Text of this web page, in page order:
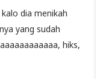
kalo dia menikah
yang sudah
hiks,